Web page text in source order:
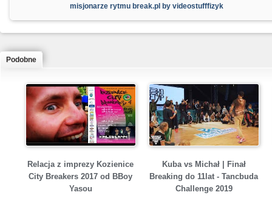
misjonarze rytmu break.pl by videostufffizyk
Podobne
Relacja z imprezy Kozienice
City Breakers 2017 od BBoy
Yasou
Kuba vs Michał | Finał
Breaking do 11lat - Tancbuda
Challenge 2019